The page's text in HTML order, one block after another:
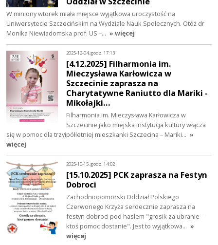
W miniony wtorek miała miejsce wyjątkowa uroczystość na
Uniwersytecie Szczecińskim na Wydziale Nauk Społecznych. Otóż dr
Monika Niewiadomska prof. US –… » więcej
2025-12-04, godz. 17:13
[4.12.2025] Filharmonia im.
Mieczysława Karłowicza w
Szczecinie zaprasza na
Charytatywne Raniutto dla Mariki -
Mikołajki…
Filharmonia im. Mieczysława Karłowicza w
Szczecinie jako miejska instytucja kultury włącza
się w pomoc dla trzyipółletniej mieszkanki Szczecina – Mariki… »
więcej
2025-10-15, godz. 14:02
[15.10.2025] PCK zaprasza na Festyn
Dobroci
Zachodniopomorski Oddział Polskiego
Czerwonego Krzyża serdecznie zaprasza na
festyn dobroci pod hasłem "grosik za ubranie -
ktoś pomoc dostanie". Jest to wyjątkowa… »
więcej